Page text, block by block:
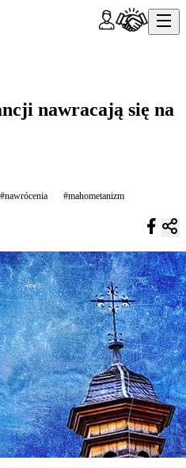
nawracają się na
#nawrócenia #mahometanizm